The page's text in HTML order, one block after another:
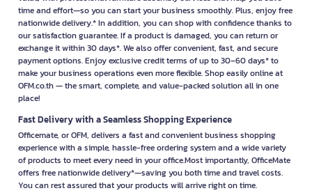
time and effort—so you can start your business smoothly. Plus, enjoy free
nationwide delivery.* In addition, you can shop with confidence thanks to
our satisfaction guarantee. If a product is damaged, you can return or
exchange it within 30 days*. We also offer convenient, fast, and secure
payment options. Enjoy exclusive credit terms of up to 30–60 days* to
make your business operations even more flexible. Shop easily online at
OFM.co.th — the smart, complete, and value-packed solution all in one
place!
Fast Delivery with a Seamless Shopping Experience
Officemate, or OFM, delivers a fast and convenient business shopping
experience with a simple, hassle-free ordering system and a wide variety
of products to meet every need in your office.Most importantly, OfficeMate
offers free nationwide delivery*—saving you both time and travel costs.
You can rest assured that your products will arrive right on time.